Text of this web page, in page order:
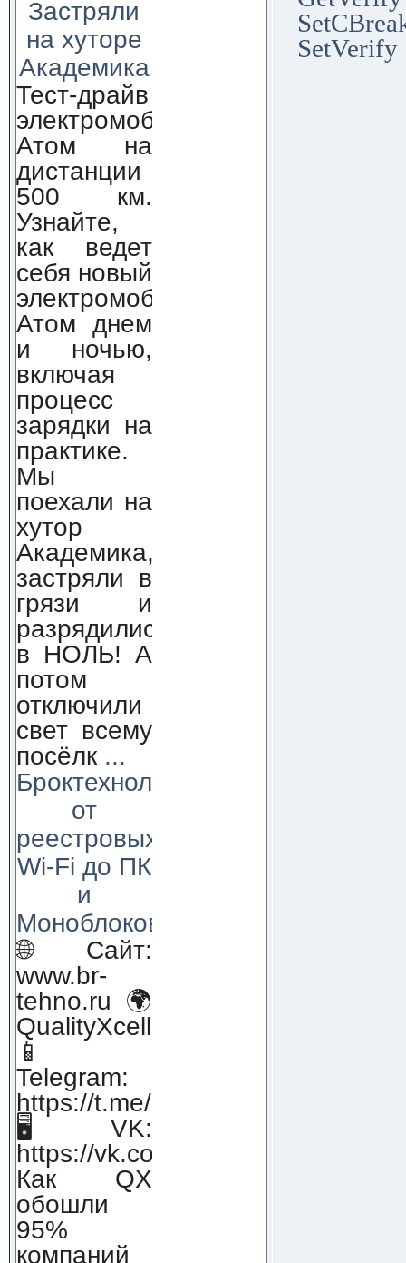
Застряли
на хуторе
Академика
Тест-драйв
электромобиля
Атом на
дистанции
500 км.
Узнайте,
как ведет
себя новый
электромобиль
Атом днем
и ночью,
включая
процесс
зарядки на
практике.
Мы
поехали на
хутор
Академика,
застряли в
грязи и
разрядились
в НОЛЬ! А
потом
отключили
свет всему
посёлк ...
Броктехнолоджи:
от
реестровых
Wi-Fi до ПК
и
Моноблоков!
🌐 Сайт:
www.br-
tehno.ru 🌍
QualityXcellence.ru
📱
Telegram:
https://t.me/qx_lab_IT
🖥 VK:
https://vk.com/qualityxcellenc
Как QX
обошли
95%
компаний